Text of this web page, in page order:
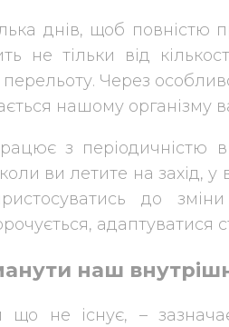
днів, щоб повністю
не тільки від
Через
нашому організму
з періодичністю
ви летите на захід, у
до
адаптуватися
наш
що не існує, –